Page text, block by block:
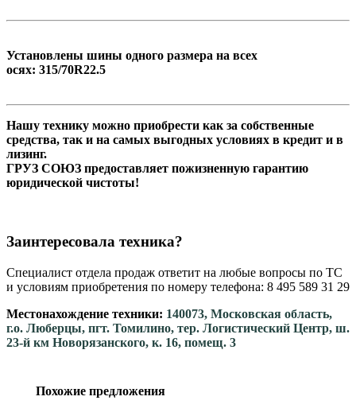
Установлены шины одного размера на всех
осях: 315/70R22.5
Нашу технику можно приобрести как за собственные
средства, так и на самых выгодных условиях в кредит и в
лизинг.
ГРУЗ СОЮЗ предоставляет пожизненную гарантию
юридической чистоты!
Заинтересовала техника?
Специалист отдела продаж ответит на любые вопросы по ТС
и условиям приобретения по номеру телефона: 8 495 589 31 29
Местонахождение техники: 140073, Московская область,
г.о. Люберцы, пгт. Томилино, тер. Логистический Центр, ш.
23-й км Новорязанского, к. 16, помещ. 3
Похожие предложения